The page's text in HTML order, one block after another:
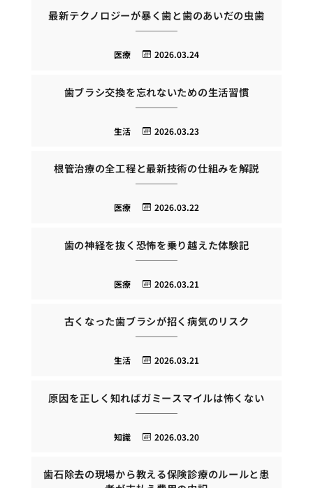
最新テクノロジーが暴く歯と歯のあいだの虫歯
2026.03.24
医療
歯ブラシ交換を忘れないための生活習慣
2026.03.23
生活
根管治療の全工程と最新技術の仕組みを解説
2026.03.22
医療
歯の神経を抜く恐怖を乗り越えた体験記
2026.03.21
医療
古くなった歯ブラシが招く病気のリスク
2026.03.21
生活
原因を正しく知ればガミースマイルは怖くない
2026.03.20
知識
歯石除去の現場から教える保険診療のルールと患